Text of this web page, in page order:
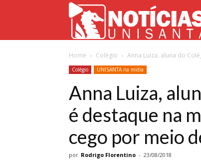
Home Colégio Anna Luiza, aluna do
Colégio UNISANTA na mídia
Anna Luiza,
é destaque na
cego por meio
por Rodrigo Florentino - 23/08/2018